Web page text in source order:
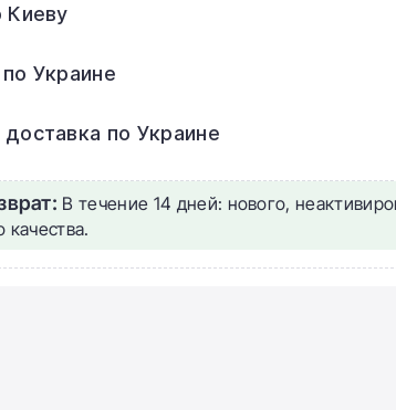
Киеву
Украине
по Украине
В течение 14 дней: нового,